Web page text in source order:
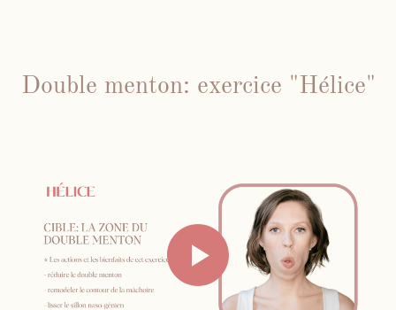
Double menton: exercice "Hélice"